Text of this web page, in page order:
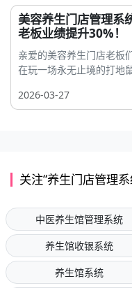
美容养生门店管理系
老板业绩提升30%！
亲爱的美容养生门店老板
在玩一场永无止境的打地
2026-03-27
关注“养生门店管理
中医养生馆管理系统
养生馆收银系统
养生馆系统